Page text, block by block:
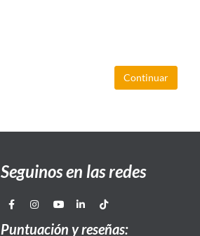
Continuar
Seguinos en las redes
Puntuación y reseñas: